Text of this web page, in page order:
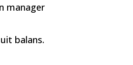
manager
balans.